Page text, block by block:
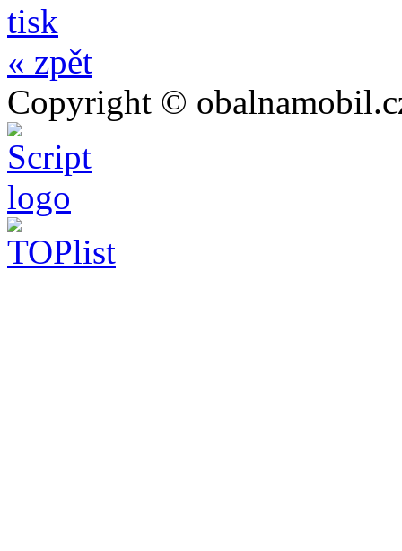
tisk
« zpět
Copyright ©